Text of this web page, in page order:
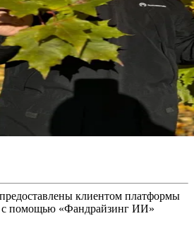
клиентом платформы
с помощью «Фандрайзинг ИИ»